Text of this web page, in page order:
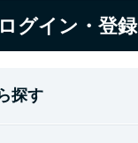
ログイン・登録
探す